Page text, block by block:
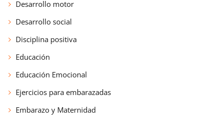
Desarrollo motor
Desarrollo social
Disciplina positiva
Educación
Educación Emocional
Ejercicios para embarazadas
Embarazo y Maternidad